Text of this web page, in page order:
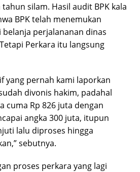
silam. Hasil audit BPK kala
BPK telah menemukan
perjalananan dinas
Perkara itu langsung
yang pernah kami laporkan
divonis hakim, padahal
cuma Rp 826 juta dengan
angka 300 juta, itupun
lalu diproses hingga
sebutnya.
proses perkara yang lagi